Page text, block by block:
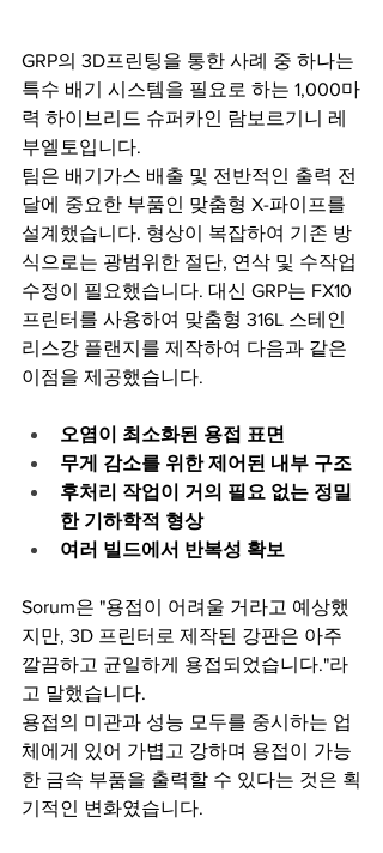
GRP의 3D프린팅을 통한 사례 중 하나는
특수 배기 시스템을 필요로 하는 1,000마
력 하이브리드 슈퍼카인 람보르기니 레
부엘토입니다.
팀은 배기가스 배출 및 전반적인 출력 전
달에 중요한 부품인 맞춤형 X-파이프를
설계했습니다. 형상이 복잡하여 기존 방
식으로는 광범위한 절단, 연삭 및 수작업
수정이 필요했습니다. 대신 GRP는 FX10
프린터를 사용하여 맞춤형 316L 스테인
리스강 플랜지를 제작하여 다음과 같은
이점을 제공했습니다.
오염이 최소화된 용접 표면
무게 감소를 위한 제어된 내부 구조
후처리 작업이 거의 필요 없는 정밀
한 기하학적 형상
여러 빌드에서 반복성 확보
Sorum은 "용접이 어려울 거라고 예상했
지만, 3D 프린터로 제작된 강판은 아주
깔끔하고 균일하게 용접되었습니다."라
고 말했습니다.
용접의 미관과 성능 모두를 중시하는 업
체에게 있어 가볍고 강하며 용접이 가능
한 금속 부품을 출력할 수 있다는 것은 획
기적인 변화였습니다.